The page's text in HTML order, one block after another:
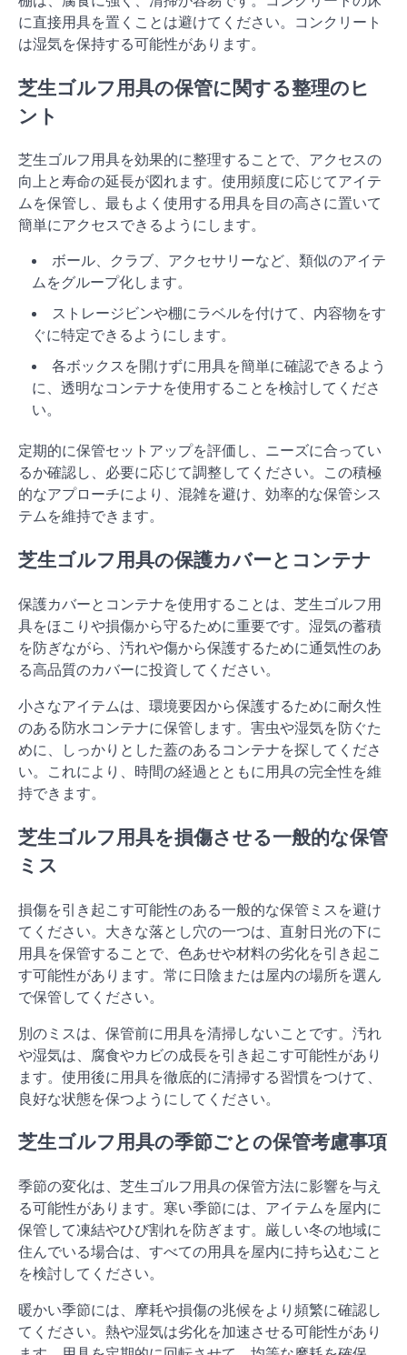
に直接用具を置くことは避けてください。コンクリート
は湿気を保持する可能性があります。
芝生ゴルフ用具の保管に関する整理のヒ
ント
芝生ゴルフ用具を効果的に整理することで、アクセスの
向上と寿命の延長が図れます。使用頻度に応じてアイテ
ムを保管し、最もよく使用する用具を目の高さに置いて
簡単にアクセスできるようにします。
ボール、クラブ、アクセサリーなど、類似のアイテ
ムをグループ化します。
ストレージビンや棚にラベルを付けて、内容物をす
ぐに特定できるようにします。
各ボックスを開けずに用具を簡単に確認できるよう
に、透明なコンテナを使用することを検討してくださ
い。
定期的に保管セットアップを評価し、ニーズに合ってい
るか確認し、必要に応じて調整してください。この積極
的なアプローチにより、混雑を避け、効率的な保管シス
テムを維持できます。
芝生ゴルフ用具の保護カバーとコンテナ
保護カバーとコンテナを使用することは、芝生ゴルフ用
具をほこりや損傷から守るために重要です。湿気の蓄積
を防ぎながら、汚れや傷から保護するために通気性のあ
る高品質のカバーに投資してください。
小さなアイテムは、環境要因から保護するために耐久性
のある防水コンテナに保管します。害虫や湿気を防ぐた
めに、しっかりとした蓋のあるコンテナを探してくださ
い。これにより、時間の経過とともに用具の完全性を維
持できます。
芝生ゴルフ用具を損傷させる一般的な保管
ミス
損傷を引き起こす可能性のある一般的な保管ミスを避け
てください。大きな落とし穴の一つは、直射日光の下に
用具を保管することで、色あせや材料の劣化を引き起こ
す可能性があります。常に日陰または屋内の場所を選ん
で保管してください。
別のミスは、保管前に用具を清掃しないことです。汚れ
や湿気は、腐食やカビの成長を引き起こす可能性があり
ます。使用後に用具を徹底的に清掃する習慣をつけて、
良好な状態を保つようにしてください。
芝生ゴルフ用具の季節ごとの保管考慮事項
季節の変化は、芝生ゴルフ用具の保管方法に影響を与え
る可能性があります。寒い季節には、アイテムを屋内に
保管して凍結やひび割れを防ぎます。厳しい冬の地域に
住んでいる場合は、すべての用具を屋内に持ち込むこと
を検討してください。
暖かい季節には、摩耗や損傷の兆候をより頻繁に確認し
てください。熱や湿気は劣化を加速させる可能性があり